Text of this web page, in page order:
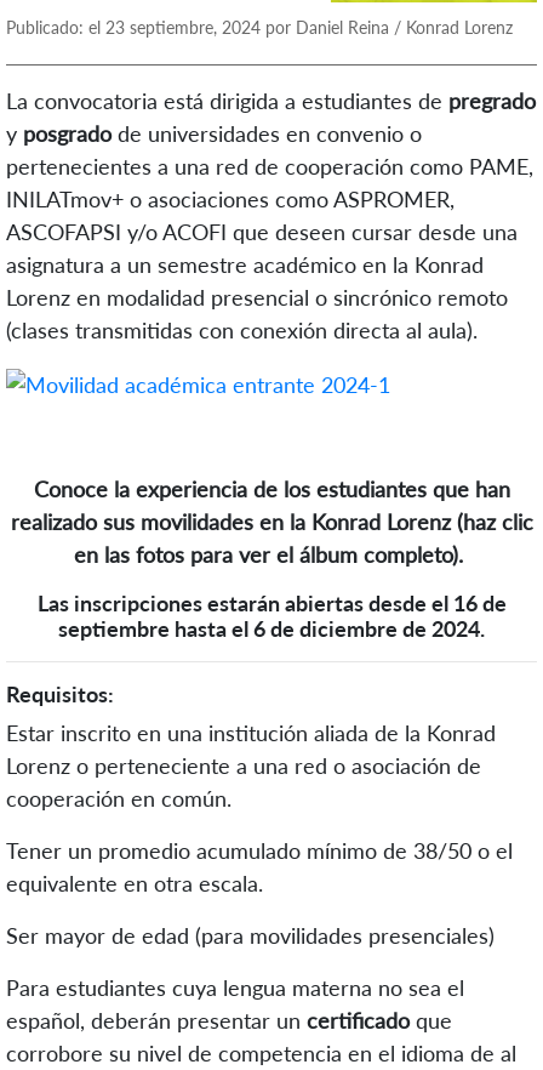
Publicado: el 23 septiembre, 2024 por Daniel Reina / Konrad Lorenz
La convocatoria está dirigida a estudiantes de pregrado
y posgradode universidades en convenio o
pertenecientes a una red de cooperación como PAME,
INILATmov+ o asociaciones como ASPROMER,
ASCOFAPSI y/o ACOFI que deseen cursar desde una
asignatura a un semestre académico en la Konrad
Lorenz en modalidad presencial o sincrónico remoto
(clases transmitidas con conexión directa al aula).
Conoce la experiencia de los estudiantes que han
realizado sus movilidades en la Konrad Lorenz (haz clic
en las fotos para ver el álbum completo).
Las inscripciones estarán abiertas desde el 16 de
septiembre hasta el 6 de diciembre de 2024.
Requisitos:
Estar inscrito en una institución aliada de la Konrad
Lorenz o perteneciente a una red o asociación de
cooperación en común.
Tener un promedio acumulado mínimo de 38/50 o el
equivalente en otra escala.
Ser mayor de edad (para movilidades presenciales)
Para estudiantes cuya lengua materna no sea el
español, deberán presentar un certificadoque
corrobore su nivel de competencia en el idioma de al